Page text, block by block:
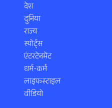
देश
दुनिया
राज्य
स्पोर्ट्स
एंटरटेनमेंट
धर्म-कर्म
लाइफस्टाइल
वीडियो